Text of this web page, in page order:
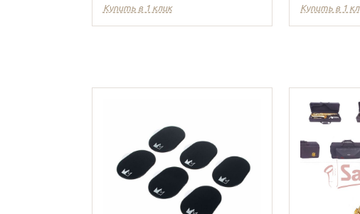
Купить в 1 клик Купить в 1